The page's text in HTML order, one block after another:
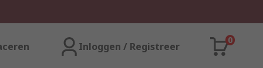
Inloggen / Registreer
0